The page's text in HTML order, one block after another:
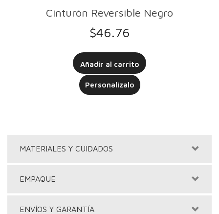
Cinturón Reversible Negro
$46.76
Añadir al carrito
Personalízalo
MATERIALES Y CUIDADOS
EMPAQUE
ENVÍOS Y GARANTÍA